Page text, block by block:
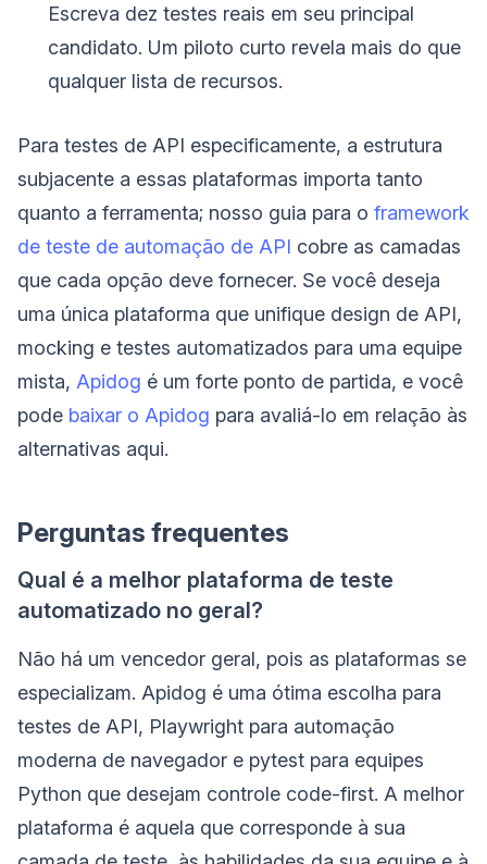
Escreva dez testes reais em seu principal
candidato. Um piloto curto revela mais do que
qualquer lista de recursos.
Para testes de API especificamente, a estrutura
subjacente a essas plataformas importa tanto
quanto a ferramenta; nosso guia para o framework
de teste de automação de API cobre as camadas
que cada opção deve fornecer. Se você deseja
uma única plataforma que unifique design de API,
mocking e testes automatizados para uma equipe
mista, Apidog é um forte ponto de partida, e você
pode baixar o Apidog para avaliá-lo em relação às
alternativas aqui.
Perguntas frequentes
Qual é a melhor plataforma de teste
automatizado no geral?
Não há um vencedor geral, pois as plataformas se
especializam. Apidog é uma ótima escolha para
testes de API, Playwright para automação
moderna de navegador e pytest para equipes
Python que desejam controle code-first. A melhor
plataforma é aquela que corresponde à sua